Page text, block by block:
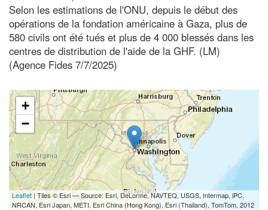
Selon les estimations de l'ONU, depuis le début des
opérations de la fondation américaine à Gaza, plus de
580 civils ont été tués et plus de 4 000 blessés dans les
centres de distribution de l'aide de la GHF. (LM)
(Agence Fides 7/7/2025)
+
−
Leaflet | Tiles © Esri — Source: Esri, DeLorme, NAVTEQ, USGS, Intermap, iPC,
NRCAN, Esri Japan, METI, Esri China (Hong Kong), Esri (Thailand), TomTom, 2012